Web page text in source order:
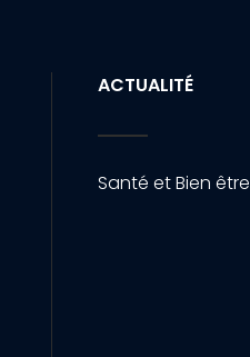
ACTUALITÉ
Santé et Bien être